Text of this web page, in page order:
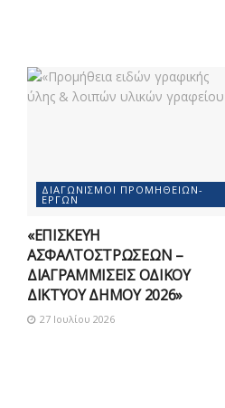
ΔΙΑΓΩΝΙΣΜΟΊ ΠΡΟΜΗΘΕΙΏΝ-
ΈΡΓΩΝ
«ΕΠΙΣΚΕΥΗ
ΑΣΦΑΛΤΟΣΤΡΩΣΕΩΝ –
ΔΙΑΓΡΑΜΜΙΣΕΙΣ ΟΔΙΚΟΥ
ΔΙΚΤΥΟΥ ΔΗΜΟΥ 2026»
27 Ιουλίου 2026